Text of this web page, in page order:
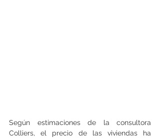
Según estimaciones de la consultora
Colliers, el precio de las viviendas ha